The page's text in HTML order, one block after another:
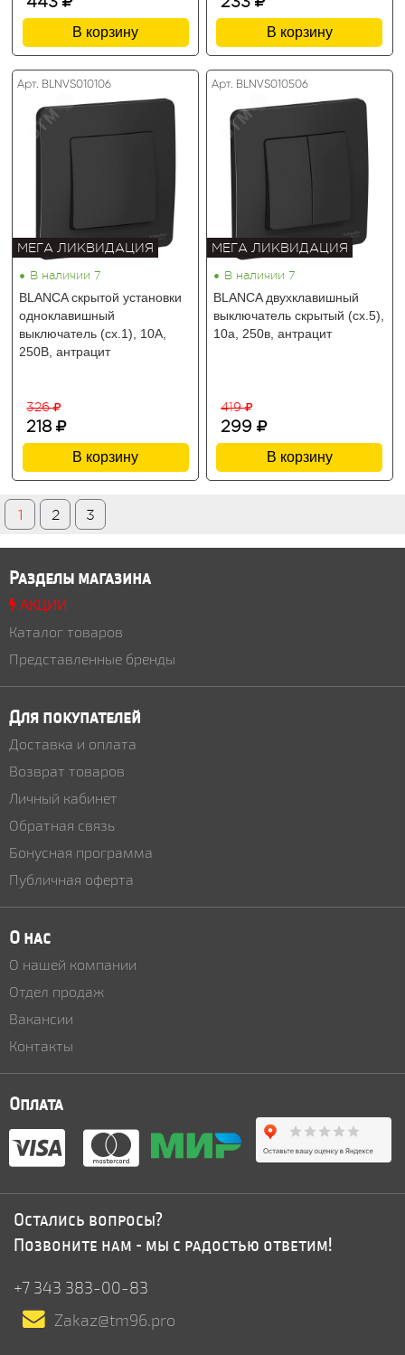
В корзину В корзину
Арт. BLNVS010106
МЕГА ЛИКВИДАЦИЯ
• В наличии 7
BLANCA скрытой установки
одноклавишный
выключатель (cх.1), 10A,
250B, антрацит
326
218
В корзину
Арт. BLNVS010506
МЕГА ЛИКВИДАЦИЯ
• В наличии 7
BLANCA двухклавишный
выключатель скрытый (cх.5),
10а, 250в, антрацит
419
299
В корзину
1 2 3
Разделы магазина
АКЦИИ
Каталог товаров
Представленные бренды
Для покупателей
Доставка и оплата
Возврат товаров
Личный кабинет
Обратная связь
Бонусная программа
Публичная оферта
О нас
О нашей компании
Отдел продаж
Вакансии
Контакты
Оплата
Остались вопросы?
Позвоните нам - мы с радостью ответим!
+7 343 383-00-83
Zakaz@tm96.pro